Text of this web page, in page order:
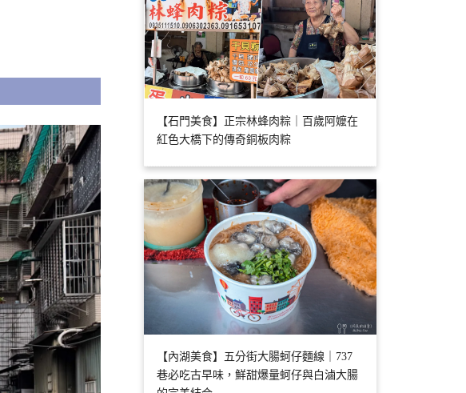
【石門美食】正宗林蜂肉粽｜百歲阿嬤在
紅色大橋下的傳奇銅板肉粽
【內湖美食】五分街大腸蚵仔麵線｜737
巷必吃古早味，鮮甜爆量蚵仔與白滷大腸